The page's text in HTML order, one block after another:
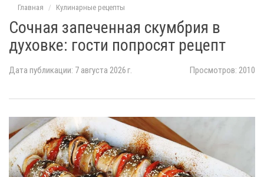
Главная Кулинарные рецепты
Сочная запеченная скумбрия в
духовке: гости попросят рецепт
Дата публикации: 7 августа 2026 г. Просмотров: 2010